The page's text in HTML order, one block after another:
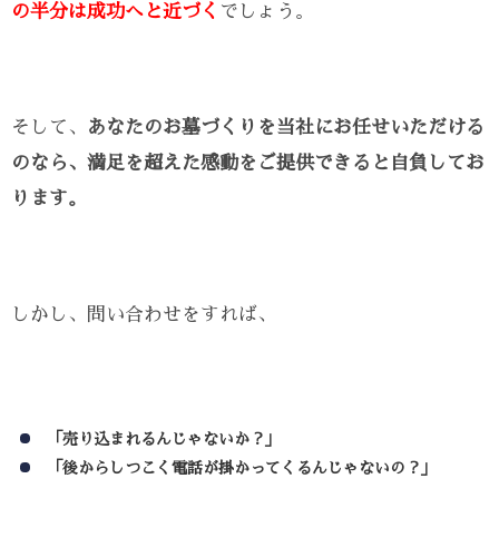
の半分は成功へと近づく でしょう。
そして、
あなたのお墓づくりを当社にお任せいただける
のなら、満足を超えた感動をご提供できると自負してお
ります。
しかし、問い合わせをすれば、
「売り込まれるんじゃないか？」
「後からしつこく電話が掛かってくるんじゃないの？」